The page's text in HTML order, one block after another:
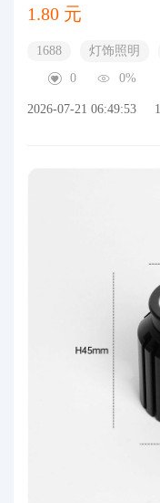
1.80 元
1688 灯饰照明
0
0%
2026-07-21 06:49:53